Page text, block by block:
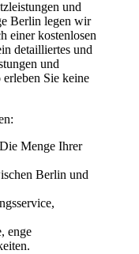
und
Berlin legen wir
einer kostenlosen
detailliertes und
und
Sie keine
Die Menge Ihrer
Berlin und
enge